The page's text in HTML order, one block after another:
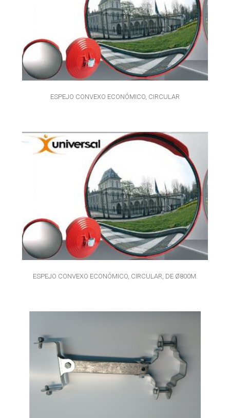
ESPEJO CONVEXO ECONÓMICO, CIRCULAR
ESPEJO CONVEXO ECONÓMICO, CIRCULAR, DE Ø800M.